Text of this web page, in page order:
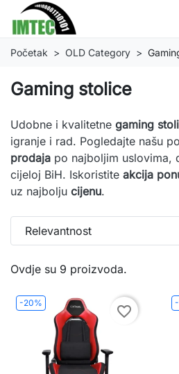
Početak OLD Category
Gaming stolice
Udobne i kvalitetne gaming
igranje i rad. Pogledajte našu
prodaja po najboljim uslovima,
cijeloj BiH. Iskoristite akcija
uz najbolju cijenu.
Ovdje su 9 proizvoda.
Relevantnost
-20%
favorite_border